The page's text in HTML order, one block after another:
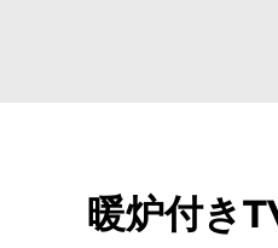
暖炉付き